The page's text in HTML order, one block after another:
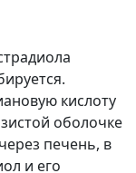
кислоту
оболочке
печень, в
и его